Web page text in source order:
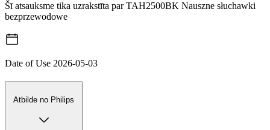
Šī atsauksme tika uzrakstīta par TAH2500BK Nauszne słuchawki
bezprzewodowe
Date of Use 2026-05-03
Atbilde no Philips